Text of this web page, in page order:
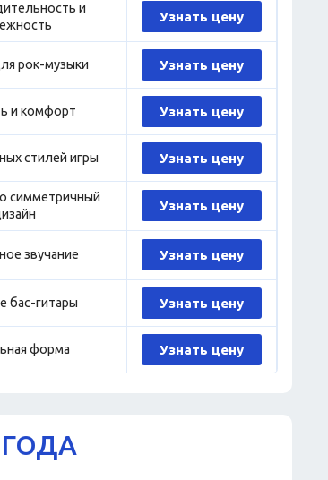
и
Узнать цену
рок-музыки Узнать цену
и комфорт Узнать цену
стилей игры Узнать цену
симметричный
Узнать цену
звучание Узнать цену
бас-гитары Узнать цену
форма Узнать цену